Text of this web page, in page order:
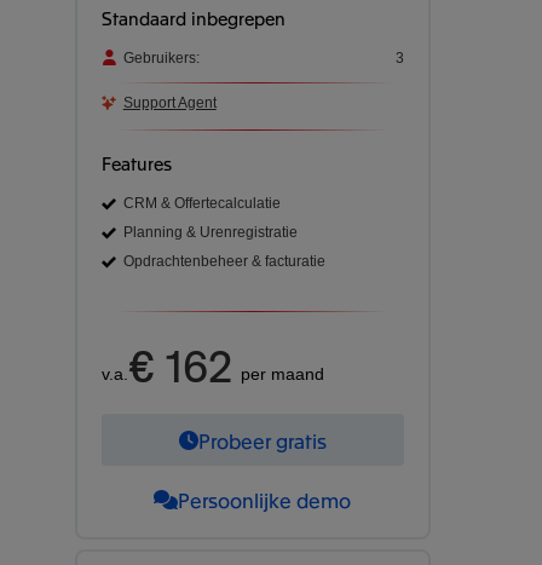
Standaard inbegrepen
Gebruikers: 3
Support Agent
Features
CRM & Offertecalculatie
Planning & Urenregistratie
Opdrachtenbeheer & facturatie
v.a.€ 162 per maand
Probeer gratis
Persoonlijke demo